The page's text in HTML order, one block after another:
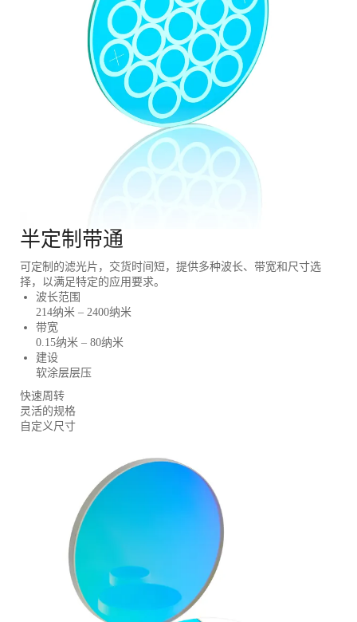
半定制带通
可定制的滤光片，交货时间短，提供多种波长、带宽和尺寸选
择，以满足特定的应用要求。
波长范围
214纳米 – 2400纳米
带宽
0.15纳米 – 80纳米
建设
软涂层层压
快速周转
灵活的规格
自定义尺寸